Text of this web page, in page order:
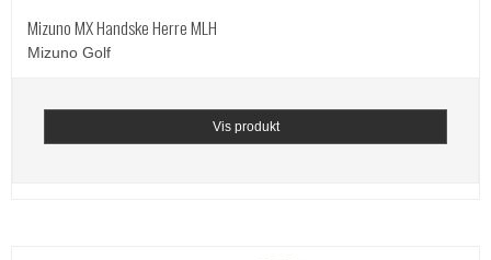
Mizuno MX Handske Herre MLH
Mizuno Golf
Vis produkt